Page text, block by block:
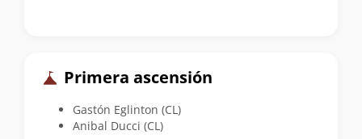
Primera ascensión
Gastón Eglinton (CL)
Anibal Ducci (CL)